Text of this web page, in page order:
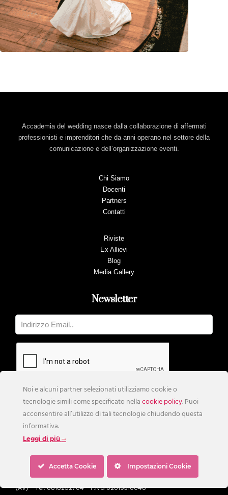
Accademia del wedding nasce dalla collaborazione di affermati
professionisti e imprenditori che da anni operano nel settore della
comunicazione e dell’organizzazione eventi.
Chi Siamo
Docenti
Partners
Contatti
Riviste
Ex Allievi
Blog
Media Gallery
Newsletter
© Copyright 2019 - Edizioni Call srl Via XXV Aprile Sperone 83020
(AV) - Tel. 0818252704 - P.iva 02619310648
Noi e alcuni partner selezionati utilizziamo cookie o
tecnologie simili come specificato nellacookie policy. Puoi
acconsentire all’utilizzo di tali tecnologie chiudendo questa
informativa.
Leggi di più
Accetta Cookie Impostazioni Cookie